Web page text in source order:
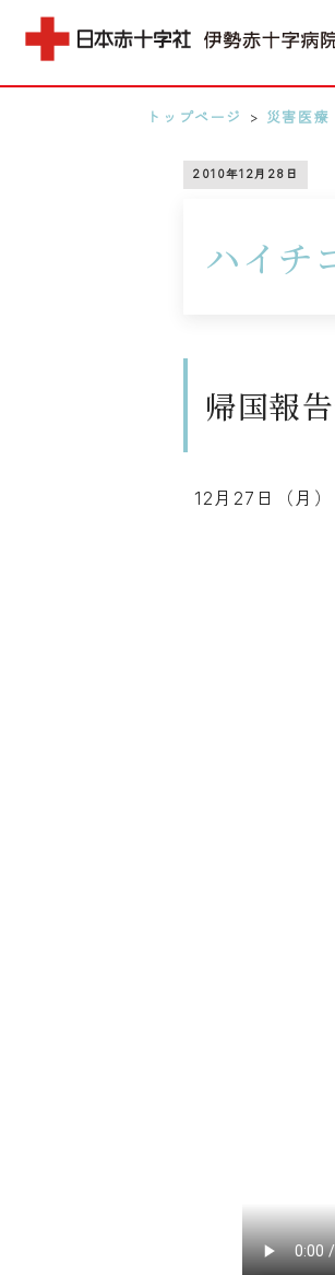
0596-28-2171
トップページ > 災害医療
ハイチ
2010年12月28日
帰国報
12月27日（月